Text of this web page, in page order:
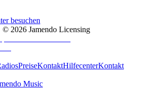
besuchen
© 2026 Jamendo Licensing
PreiseKontaktHilfecenterKontakt
Music